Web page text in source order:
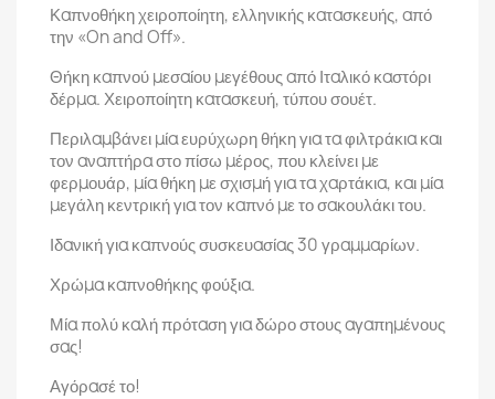
Καπνοθήκη χειροποίητη, ελληνικής κατασκευής, από
την «On and Off».
Θήκη καπνού μεσαίου μεγέθους από Ιταλικό καστόρι
δέρμα. Χειροποίητη κατασκευή, τύπου σουέτ.
Περιλαμβάνει μία ευρύχωρη θήκη για τα φιλτράκια και
τον αναπτήρα στο πίσω μέρος, που κλείνει με
φερμουάρ, μία θήκη με σχισμή για τα χαρτάκια, και μία
μεγάλη κεντρική για τον καπνό με το σακουλάκι του.
Ιδανική για καπνούς συσκευασίας 30 γραμμαρίων.
Χρώμα καπνοθήκης φούξια.
Μία πολύ καλή πρόταση για δώρο στους αγαπημένους
σας!
Αγόρασέ το!